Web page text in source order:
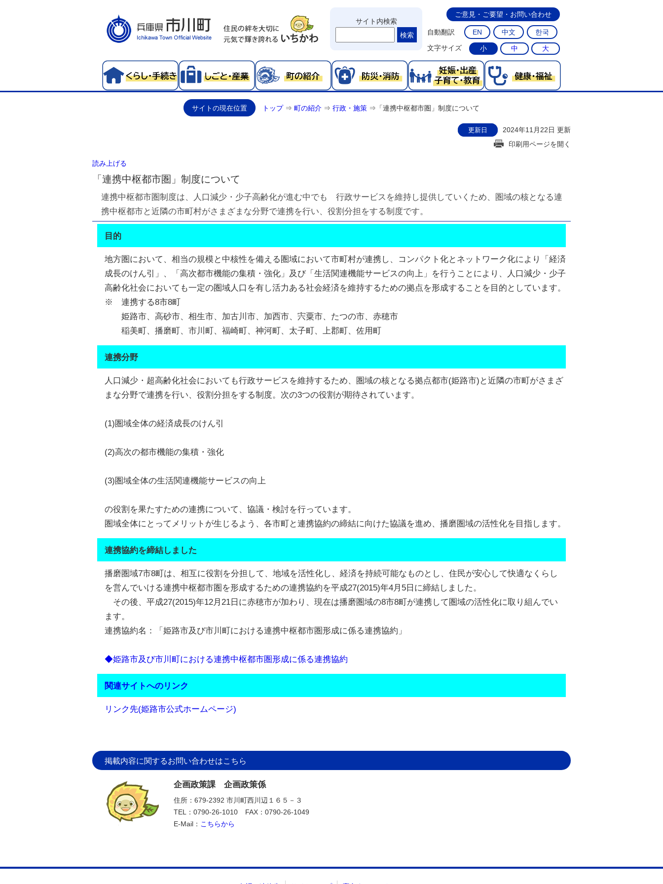
サイト内検索
検索
ご意見・ご要望・お問い合わせ
自動翻訳 EN 中文
한국
文字サイズ
小 中 大
サイトの現在位置 トップ⇒ 町の紹介 ⇒ 行政・施策 ⇒ 「連携中枢都市圏」制度について
更新日
2024年11月22日 更新
印刷用ページを開く
読み上げる
「連携中枢都市圏」制度について
連携中枢都市圏制度は、人口減少・少子高齢化が進む中でも 行政サービスを維持し提供していくため、圏域の核となる連
携中枢都市と近隣の市町村がさまざまな分野で連携を行い、役割分担をする制度です。
目的
地方圏において、相当の規模と中核性を備える圏域において市町村が連携し、コンパクト化とネットワーク化により「経済
成長のけん引」、「高次都市機能の集積・強化」及び「生活関連機能サービスの向上」を行うことにより、人口減少・少子
高齢化社会においても一定の圏域人口を有し活力ある社会経済を維持するための拠点を形成することを目的としています。
※ 連携する8市8町
姫路市、高砂市、相生市、加古川市、加西市、宍粟市、たつの市、赤穂市
稲美町、播磨町、市川町、福崎町、神河町、太子町、上郡町、佐用町
連携分野
人口減少・超高齢化社会においても行政サービスを維持するため、圏域の核となる拠点都市(姫路市)と近隣の市町がさまざ
まな分野で連携を行い、役割分担をする制度。次の3つの役割が期待されています。
(1)圏域全体の経済成長のけん引
(2)高次の都市機能の集積・強化
(3)圏域全体の生活関連機能サービスの向上
の役割を果たすための連携について、協議・検討を行っています。
圏域全体にとってメリットが生じるよう、各市町と連携協約の締結に向けた協議を進め、播磨圏域の活性化を目指します。
連携協約を締結しました
播磨圏域7市8町は、相互に役割を分担して、地域を活性化し、経済を持続可能なものとし、住民が安心して快適なくらし
を営んでいける連携中枢都市圏を形成するための連携協約を平成27(2015)年4月5日に締結しました。
その後、平成27(2015)年12月21日に赤穂市が加わり、現在は播磨圏域の8市8町が連携して圏域の活性化に取り組んでい
ます。
連携協約名：「姫路市及び市川町における連携中枢都市圏形成に係る連携協約」
◆姫路市及び市川町における連携中枢都市圏形成に係る連携協約
関連サイトへのリンク
リンク先(姫路市公式ホームページ)
掲載内容に関するお問い合わせはこちら
企画政策課 企画政策係
住所：679-2392 市川町西川辺１６５－３
TEL：0790-26-1010
FAX：0790-26-1049
E-Mail： こちらから